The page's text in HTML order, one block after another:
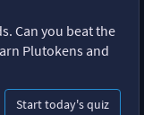
Can you beat the
Plutokens and
Start today's quiz